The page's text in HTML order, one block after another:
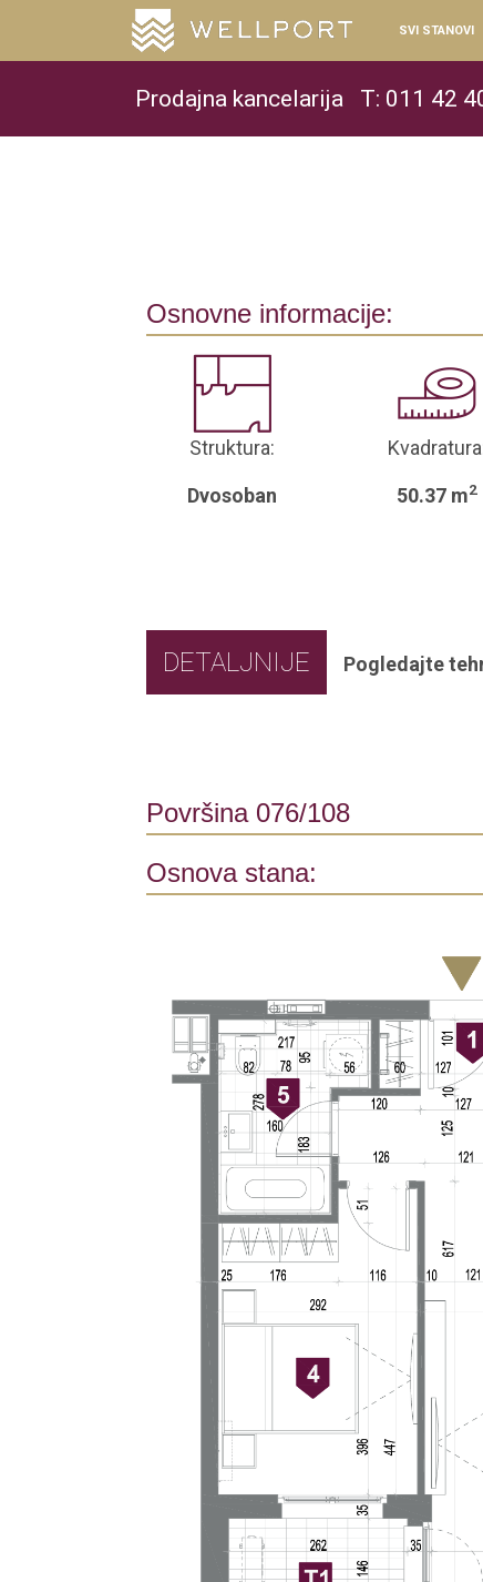
SVI STANOVI
Prodajna kancelarija T: 011 42
Osnovne informacije:
Struktura:
Dvosoban 50.37 m2
DETALJNIJE Pogledajte
Površina 076/108
Osnova stana: